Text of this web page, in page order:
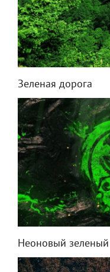
Зеленая дорога
Неоновый зеленый